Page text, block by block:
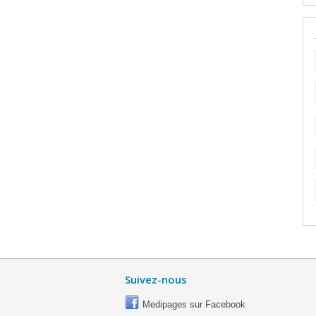
Suivez-nous
Medipages sur Facebook